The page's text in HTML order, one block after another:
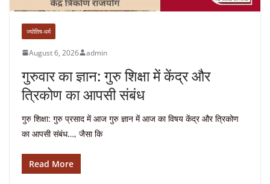
ज्योतिष-धर्म
August 6, 2026 admin
गुरुवार का ज्ञान: गुरु शिक्षा में केंद्र और
त्रिकोण का आपसी संबंध
गुरु शिक्षा: गुरु प्रसाद में आज गुरु ज्ञान में आज का विषय केंद्र और त्रिकोण
का आपसी संबंध…, जैसा कि
Read More